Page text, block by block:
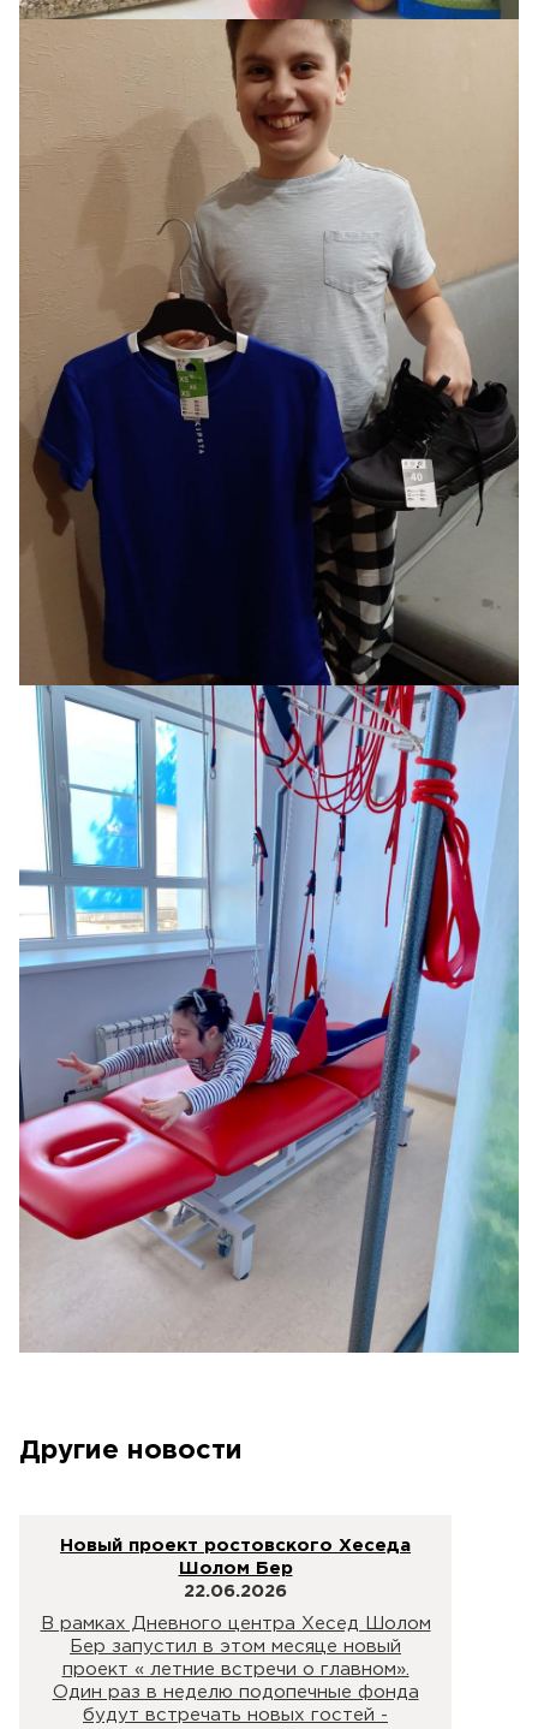
Другие новости
Новый проект ростовского Хеседа
Шолом Бер
22.06.2026
В рамках Дневного центра Хесед Шолом
Бер запустил в этом месяце новый
проект « летние встречи о главном».
Один раз в неделю подопечные фонда
будут встречать новых гостей -